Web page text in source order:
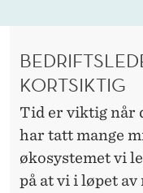
KORTSIKTIG
Tid er viktig når
har tatt mange
økosystemet vi
på at vi i løpet